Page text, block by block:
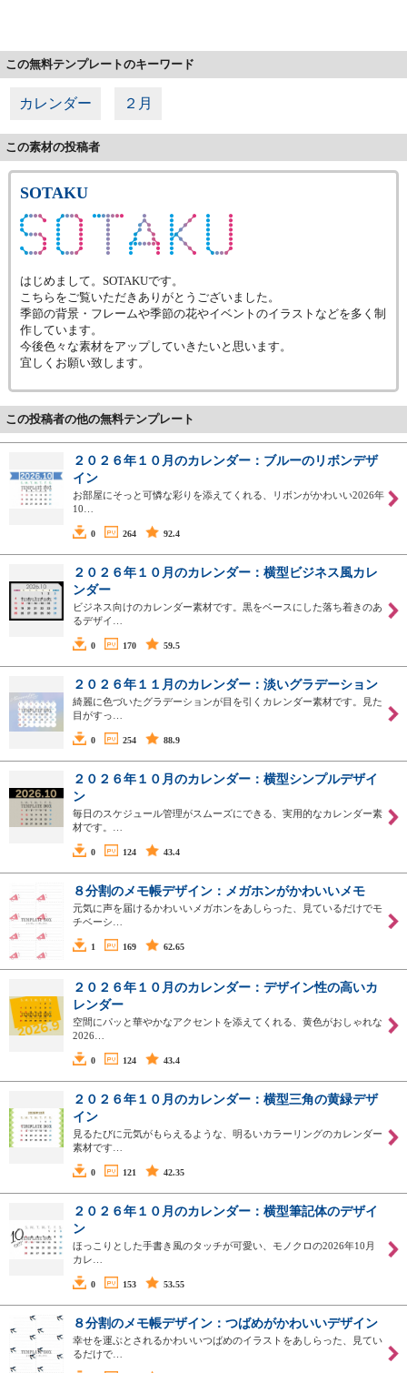
この無料テンプレートのキーワード
カレンダー ２月
この素材の投稿者
SOTAKU
はじめまして。SOTAKUです。
こちらをご覧いただきありがとうございました。
季節の背景・フレームや季節の花やイベントのイラストなどを多く制
作しています。
今後色々な素材をアップしていきたいと思います。
宜しくお願い致します。
この投稿者の他の無料テンプレート
２０２６年１０月のカレンダー：ブルーのリボンデザ
イン
お部屋にそっと可憐な彩りを添えてくれる、リボンがかわいい2026年
10…
0 264 92.4
２０２６年１０月のカレンダー：横型ビジネス風カレ
ンダー
ビジネス向けのカレンダー素材です。黒をベースにした落ち着きのあ
るデザイ…
0 170 59.5
２０２６年１１月のカレンダー：淡いグラデーション
綺麗に色づいたグラデーションが目を引くカレンダー素材です。見た
目がすっ…
0 254 88.9
２０２６年１０月のカレンダー：横型シンプルデザイ
ン
毎日のスケジュール管理がスムーズにできる、実用的なカレンダー素
材です。…
0 124 43.4
８分割のメモ帳デザイン：メガホンがかわいいメモ
元気に声を届けるかわいいメガホンをあしらった、見ているだけでモ
チベーシ…
1 169 62.65
２０２６年１０月のカレンダー：デザイン性の高いカ
レンダー
空間にパッと華やかなアクセントを添えてくれる、黄色がおしゃれな
2026…
0 124 43.4
２０２６年１０月のカレンダー：横型三角の黄緑デザ
イン
見るたびに元気がもらえるような、明るいカラーリングのカレンダー
素材です…
0 121 42.35
２０２６年１０月のカレンダー：横型筆記体のデザイ
ン
ほっこりとした手書き風のタッチが可愛い、モノクロの2026年10月
カレ…
0 153 53.55
８分割のメモ帳デザイン：つばめがかわいいデザイン
幸せを運ぶとされるかわいいつばめのイラストをあしらった、見てい
るだけで…